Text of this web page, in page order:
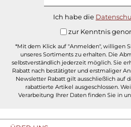
Ich habe die
zur Kenntnis
*Mit dem Klick auf "Anmelden", willigen
unseres Sortiments zu erhalten. Die
selbstverständlich jederzeit möglich. Sie
Rabatt nach bestätigter und erstmaliger
Newsletter Rabatt gilt ausschließlich auf
rabattierte Artikel ausgeschlossen.
Verarbeitung Ihrer Daten finden Sie in